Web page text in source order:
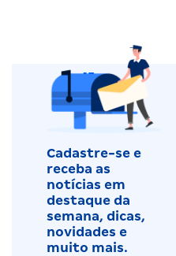
Cadastre-se e
receba as
notícias em
destaque da
semana, dicas,
novidades e
muito mais.